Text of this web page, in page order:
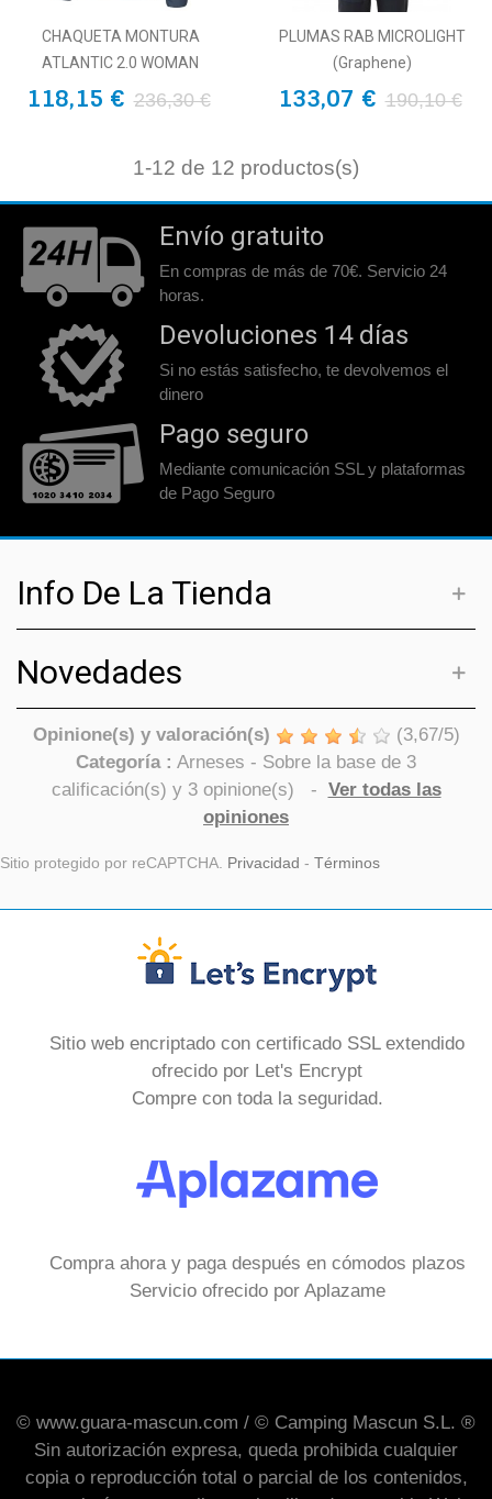
CHAQUETA MONTURA
ATLANTIC 2.0 WOMAN
118,15 € 236,30 €
PLUMAS RAB MICROLIGHT
(Graphene)
133,07 € 190,10 €
1-12 de 12 productos(s)
Envío gratuito
En compras de más de 70€. Servicio 24
horas.
Devoluciones 14 días
Si no estás satisfecho, te devolvemos el
dinero
Pago seguro
Mediante comunicación SSL y plataformas
de Pago Seguro
Info De La Tienda
Novedades
Opinione(s) y valoración(s) (3,67/5)
Categoría : Arneses - Sobre la base de 3
calificación(s) y 3opinione(s) - Ver todas las
opiniones
Sitio protegido por reCAPTCHA. Privacidad - Términos
Sitio web encriptado con certificado SSL extendido
ofrecido por Let's Encrypt
Compre con toda la seguridad.
Compra ahora y paga después en cómodos plazos
Servicio ofrecido por Aplazame
© www.guara-mascun.com / © Camping Mascun S.L. ®
Sin autorización expresa, queda prohibida cualquier
copia o reproducción total o parcial de los contenidos,